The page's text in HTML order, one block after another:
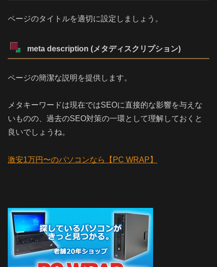
ページのタイトルを適切に設定しましょう。
meta description (メタディスクリプション)
ページの簡潔な説明を提供します。
メタキーワードは現在ではSEOに直接的な影響を与えな
いものの、過去のSEO対策の一環として理解しておくと
良いでしょうね。
激安1万円〜のパソコンなら【PC WRAP】